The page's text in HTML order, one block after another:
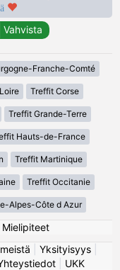
Franche-Comté
Treffit Corse
Treffit Grande-Terre
Hauts-de-France
Treffit Martinique
Treffit Occitanie
Alpes-Côte d Azur
Mielipiteet
Yksityisyys|
UKK